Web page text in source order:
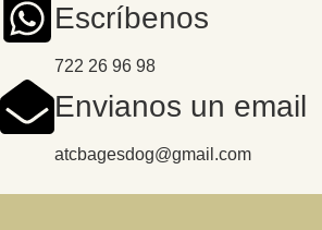
Escríbenos
722 26 96 98
Envianos un email
atcbagesdog@gmail.com